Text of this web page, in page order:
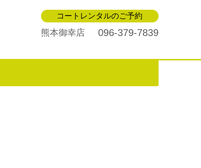
コートレンタルのご予約
熊本御幸店 096-379-7839